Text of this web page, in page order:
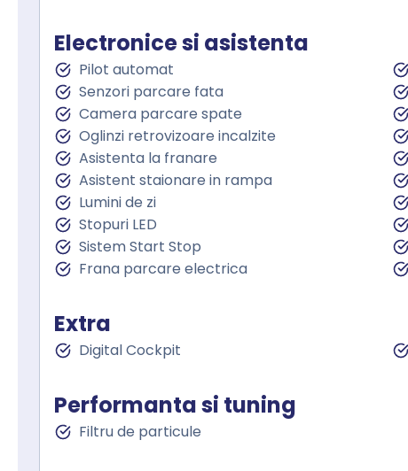
Electronice si asistenta
Pilot automat
Senzori parcare fata
Camera parcare spate
Oglinzi retrovizoare incalzite
Asistenta la franare
Asistent staionare in rampa
Lumini de zi
Stopuri LED
Sistem Start Stop
Frana parcare electrica
Extra
Digital Cockpit
Performanta si tuning
Filtru de particule